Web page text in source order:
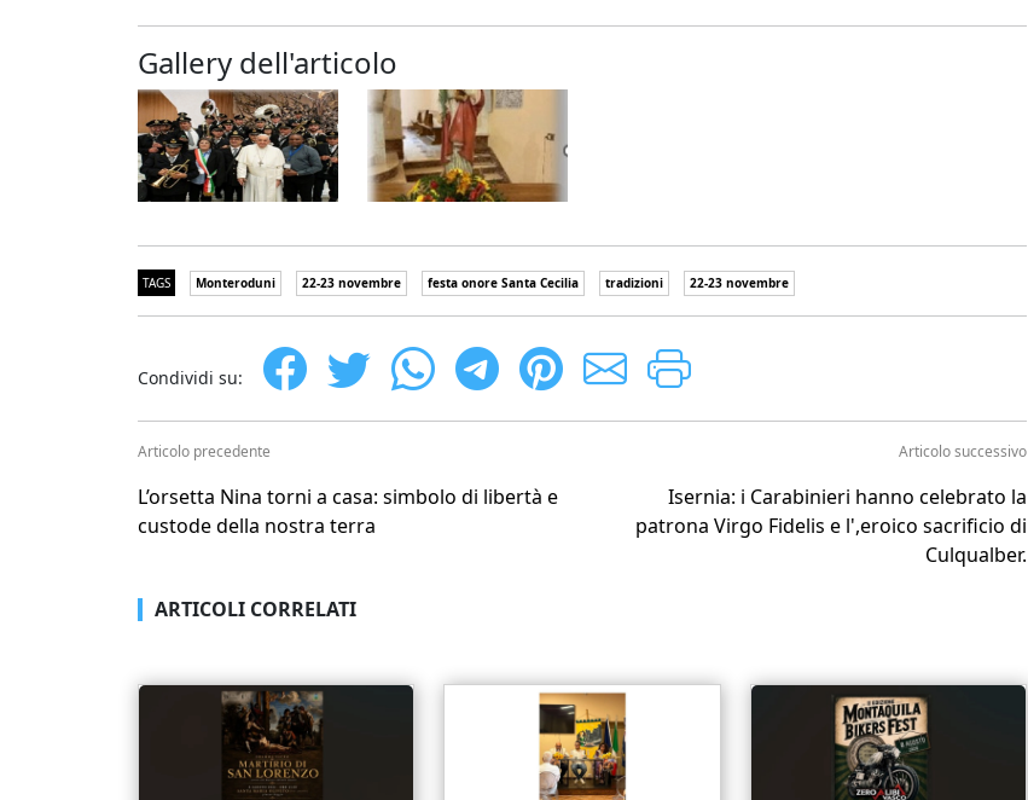
Gallery dell'articolo
TAGS Monteroduni 22-23 novembre festa onore Santa Cecilia tradizioni 22-23 novembre
Condividi su:
Articolo precedente
L’orsetta Nina torni a casa: simbolo di libertà e
custode della nostra terra
Articolo successivo
Isernia: i Carabinieri hanno celebrato la
patrona Virgo Fidelis e l',eroico sacrificio di
Culqualber.
ARTICOLI CORRELATI